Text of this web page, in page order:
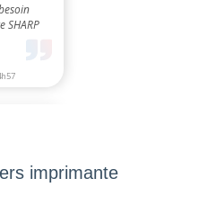
imprimante